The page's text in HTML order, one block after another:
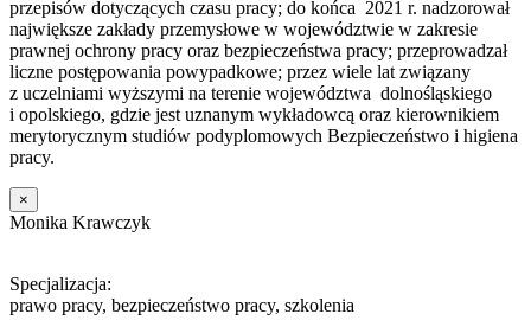
przepisów dotyczących czasu pracy; do końca 2021 r. nadzorował
największe zakłady przemysłowe w województwie w zakresie
prawnej ochrony pracy oraz bezpieczeństwa pracy; przeprowadzał
liczne postępowania powypadkowe; przez wiele lat związany
z uczelniami wyższymi na terenie województwa dolnośląskiego
i opolskiego, gdzie jest uznanym wykładowcą oraz kierownikiem
merytorycznym studiów podyplomowych Bezpieczeństwo i higiena
pracy.
×
Monika Krawczyk
Specjalizacja:
prawo pracy, bezpieczeństwo pracy, szkolenia